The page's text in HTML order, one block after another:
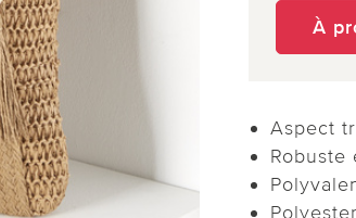
À
Aspect
Robuste